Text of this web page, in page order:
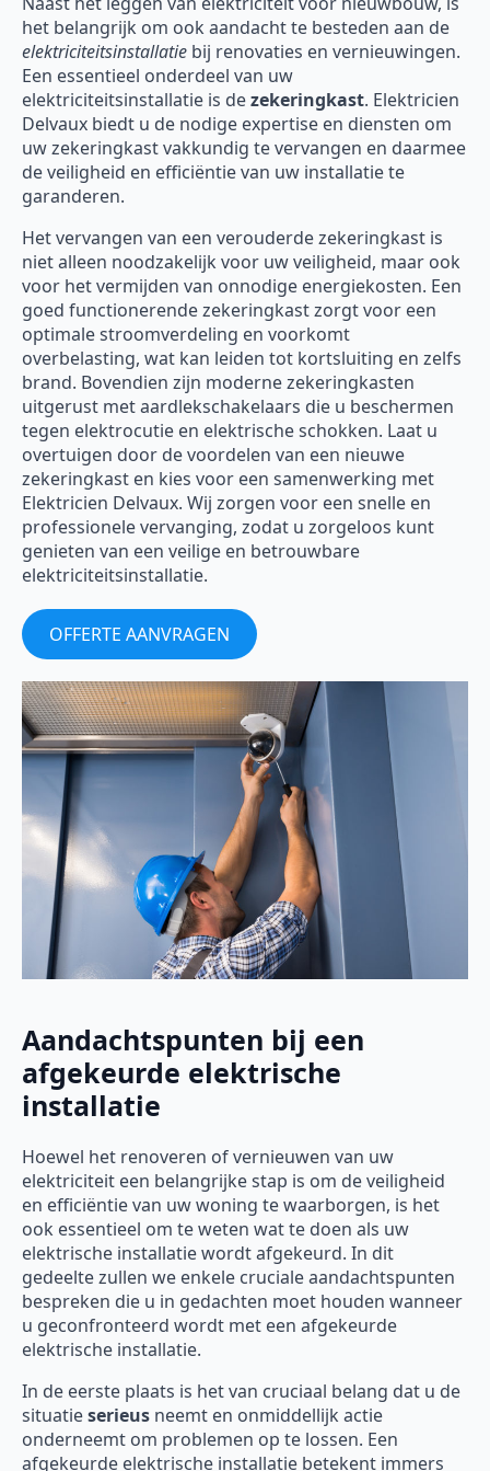
het belangrijk om ook aandacht te besteden aan de
elektriciteitsinstallatie bij renovaties en vernieuwingen.
Een essentieel onderdeel van uw
elektriciteitsinstallatie is dezekeringkast. Elektricien
Delvaux biedt u de nodige expertise en diensten om
uw zekeringkast vakkundig te vervangen en daarmee
de veiligheid en efficiëntie van uw installatie te
garanderen.
Het vervangen van een verouderde zekeringkast is
niet alleen noodzakelijk voor uw veiligheid, maar ook
voor het vermijden van onnodige energiekosten. Een
goed functionerende zekeringkast zorgt voor een
optimale stroomverdeling en voorkomt
overbelasting, wat kan leiden tot kortsluiting en zelfs
brand. Bovendien zijn moderne zekeringkasten
uitgerust met aardlekschakelaars die u beschermen
tegen elektrocutie en elektrische schokken. Laat u
overtuigen door de voordelen van een nieuwe
zekeringkast en kies voor een samenwerking met
Elektricien Delvaux. Wij zorgen voor een snelle en
professionele vervanging, zodat u zorgeloos kunt
genieten van een veilige en betrouwbare
elektriciteitsinstallatie.
OFFERTE AANVRAGEN
Aandachtspunten bij een
afgekeurde elektrische
installatie
Hoewel het renoveren of vernieuwen van uw
elektriciteit een belangrijke stap is om de veiligheid
en efficiëntie van uw woning te waarborgen, is het
ook essentieel om te weten wat te doen als uw
elektrische installatie wordt afgekeurd. In dit
gedeelte zullen we enkele cruciale aandachtspunten
bespreken die u in gedachten moet houden wanneer
u geconfronteerd wordt met een afgekeurde
elektrische installatie.
In de eerste plaats is het van cruciaal belang dat u de
situatieserieus neemt en onmiddellijk actie
onderneemt om problemen op te lossen. Een
afgekeurde elektrische installatie betekent immers